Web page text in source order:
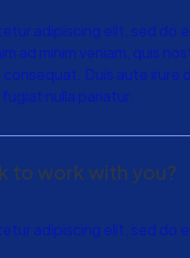
adipiscing elit, sed do
ad minim veniam, quis
Duis aute irure
nulla pariatur.
to work with you?
adipiscing elit, sed do